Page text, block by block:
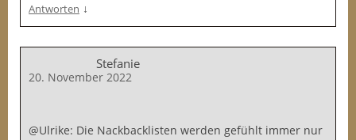
Antworten ↓
Stefanie
20. November 2022
@Ulrike: Die Nackbacklisten werden gefühlt immer nur